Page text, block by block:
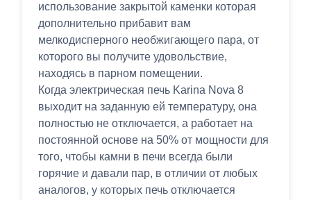
использование закрытой каменки которая
дополнительно прибавит вам
мелкодисперного необжигающего пара, от
которого вы получите удовольствие,
находясь в парном помещении.
Когда электрическая печь Karina Nova 8
выходит на заданную ей температуру, она
полностью не отключается, а работает на
постоянной основе на 50% от мощности для
того, чтобы камни в печи всегда были
горячие и давали пар, в отличии от любых
аналогов, у которых печь отключается